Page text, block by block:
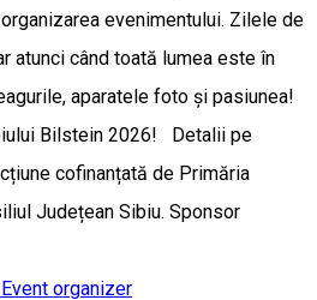
evenimentului. Zilele de
atunci când toată lumea este în
aparatele foto și pasiunea!
Bilstein 2026! Detalii pe
cofinanțată de Primăria
Județean Sibiu. Sponsor
Event organizer